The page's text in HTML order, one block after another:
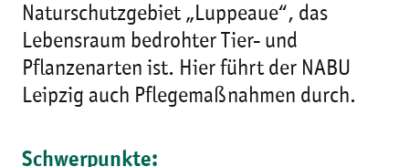
Naturschutzgebiet „Luppeaue“, das
Lebensraum bedrohter Tier- und
Pflanzenarten ist. Hier führt der NABU
Leipzig auch Pflegemaßnahmen durch.
Schwerpunkte: